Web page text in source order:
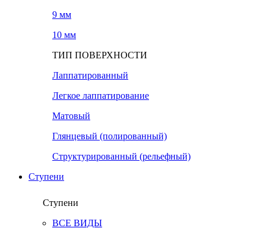
9 мм
10 мм
ТИП ПОВЕРХНОСТИ
Лаппатированный
Легкое лаппатирование
Матовый
Глянцевый (полированный)
Структурированный (рельефный)
Ступени
Ступени
ВСЕ ВИДЫ